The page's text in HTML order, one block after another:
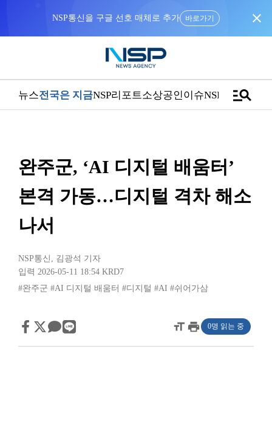
NSP통신을 구글 선호 매체로 추가 바로가기 close
뉴스전국은 지금NSP리포트소상공인이슈NSPTVmanage_search
완주군, ‘AI 디지털 배움터’
본격 가동…디지털 격차 해소
나서
NSP통신 , 김광석 기자
입력 2026-05-11 18:54 KRD7
#완주군 #AI 디지털 배움터 #디지털 #AI #쉬어가삼
format_sizeprint 0명 읽는 중